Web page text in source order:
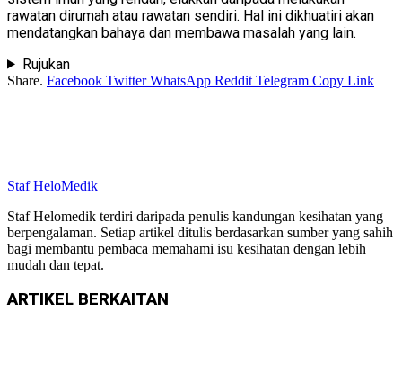
rawatan dirumah atau rawatan sendiri. Hal ini dikhuatiri akan
mendatangkan bahaya dan membawa masalah yang lain.
Rujukan
Share. Facebook Twitter WhatsApp Reddit Telegram Copy Link
Staf HeloMedik
Staf Helomedik terdiri daripada penulis kandungan kesihatan yang
berpengalaman. Setiap artikel ditulis berdasarkan sumber yang sahih
bagi membantu pembaca memahami isu kesihatan dengan lebih
mudah dan tepat.
ARTIKEL BERKAITAN